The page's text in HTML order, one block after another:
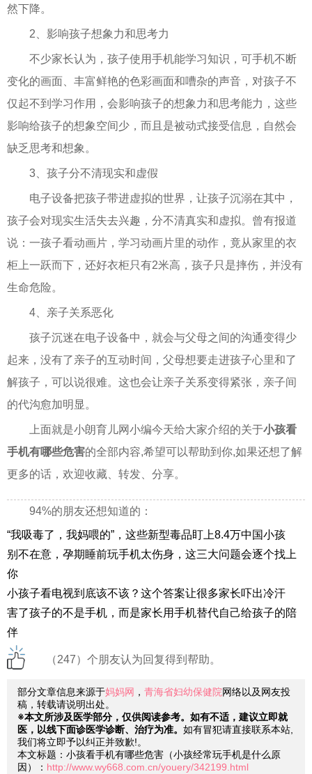
然下降。
2、影响孩子想象力和思考力
不少家长认为，孩子使用手机能学习知识，可手机不断
变化的画面、丰富鲜艳的色彩画面和嘈杂的声音，对孩子不
仅起不到学习作用，会影响孩子的想象力和思考能力，这些
影响给孩子的想象空间少，而且是被动式接受信息，自然会
缺乏思考和想象。
3、孩子分不清现实和虚假
电子设备把孩子带进虚拟的世界，让孩子沉溺在其中，
孩子会对现实生活失去兴趣，分不清真实和虚拟。曾有报道
说：一孩子看动画片，学习动画片里的动作，竟从家里的衣
柜上一跃而下，还好衣柜只有2米高，孩子只是摔伤，并没有
生命危险。
4、亲子关系恶化
孩子沉迷在电子设备中，就会与父母之间的沟通变得少
起来，没有了亲子的互动时间，父母想要走进孩子心里和了
解孩子，可以说很难。这也会让亲子关系变得紧张，亲子间
的代沟愈加明显。
上面就是小朗育儿网小编今天给大家介绍的关于小孩看
手机有哪些危害的全部内容,希望可以帮助到你,如果还想了解
更多的话，欢迎收藏、转发、分享。
94%的朋友还想知道的：
“我吸毒了，我妈喂的”，这些新型毒品盯上8.4万中国小孩
别不在意，孕期睡前玩手机太伤身，这三大问题会逐个找上
你
小孩子看电视到底该不该？这个答案让很多家长吓出冷汗
害了孩子的不是手机，而是家长用手机替代自己给孩子的陪
伴
（247）个朋友认为回复得到帮助。
部分文章信息来源于妈妈网 ， 青海省妇幼保健院网络以及网友投
稿，转载请说明出处。
※本文所涉及医学部分，仅供阅读参考。如有不适，建议立即就
医，以线下面诊医学诊断、治疗为准。 如有冒犯请直接联系本站,
我们将立即予以纠正并致歉!。
本文标题：小孩看手机有哪些危害（小孩经常玩手机是什么原
因）： http://www.wy668.com.cn/youery/342199.html